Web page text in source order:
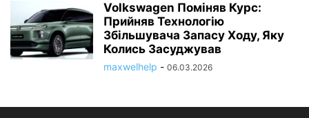
Volkswagen Поміняв Курс:
Прийняв Технологію
Збільшувача Запасу Ходу, Яку
Колись Засуджував
maxwelhelp - 06.03.2026